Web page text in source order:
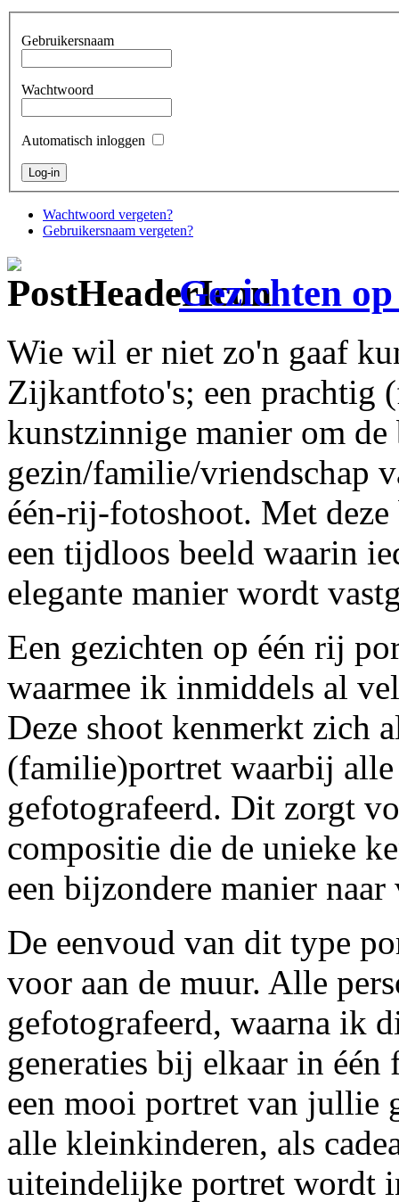
Gebruikersnaam
Wachtwoord
Automatisch inloggen
Wachtwoord vergeten?
Gebruikersnaam vergeten?
Gezichten
Wie wil er niet zo'n gaaf
Zijkantfoto's; een prachtig
kunstzinnige manier om de
gezin/familie/vriendschap
één-rij-fotoshoot. Met
een tijdloos beeld waarin
elegante manier wordt
Een gezichten op één rij
waarmee ik inmiddels al
Deze shoot kenmerkt zich
(familie)portret waarbij
gefotografeerd. Dit zorgt
compositie die de unieke
een bijzondere manier
De eenvoud van dit type
voor aan de muur. Alle
gefotografeerd, waarna ik
generaties bij elkaar in
een mooi portret van jullie
alle kleinkinderen, als
uiteindelijke portret wordt